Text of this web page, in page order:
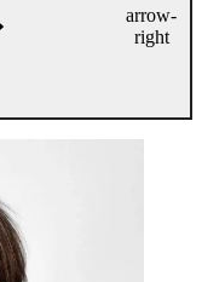
arrow-
right